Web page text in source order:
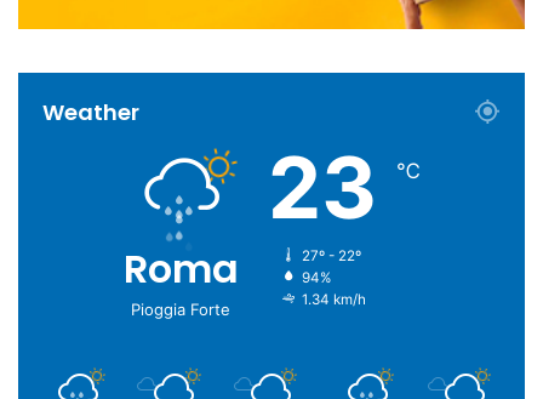
Weather
Roma
Pioggia Forte
23 ℃
27º - 22º
94%
1.34 km/h